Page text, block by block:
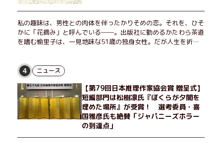
私の趣味は、男性との肉体を伴ったかりそめの恋。それを、ひそ
かに「花摘み」と呼んでいる──。出版社に勤めるかたわら茶道
を嗜む愉里子は、一見地味な51歳の独身女性。だが人生を折り
せる男が現れた。茶の湯の粋人、70歳の万江島だ。だが彼に
は、ある秘密があった……。自分の心と身体を偽らない女たちの
姿と、その連帯を描く。赤裸々にして切実な、セクシュアリティ
をめぐる物語。
4 ニュース
【第79回日本推理作家協会賞 贈呈式】
短編部門は松樹凛氏『ぼくらが夕闇を
埋めた場所』が受賞！ 選考委員・喜
国雅彦氏も絶賛「ジャパニーズホラー
の到達点」